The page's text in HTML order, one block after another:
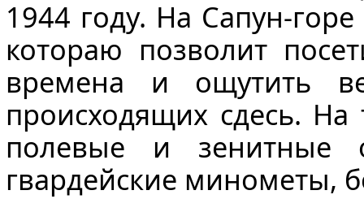
1944 году. На Сапун-
котораю позволит
времена и ощутить
происходящих сдесь.
полевые и зенитные
гвардейские минометы,